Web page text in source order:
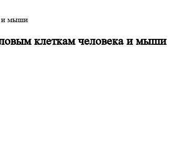
и мыши
клеткам человека и мыши